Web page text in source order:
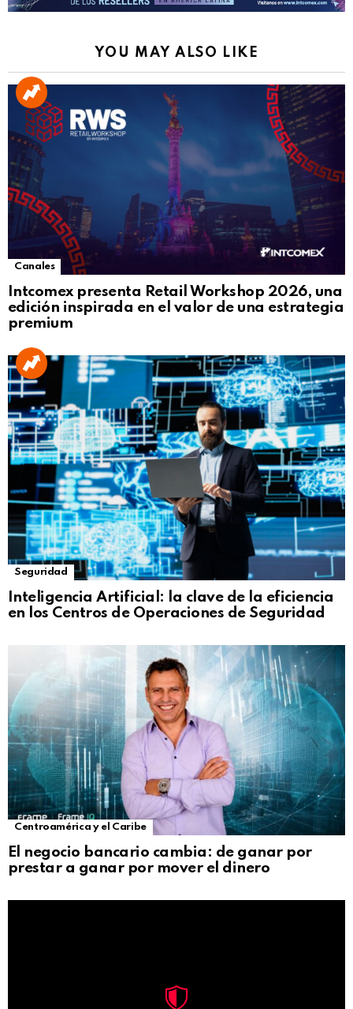
YOU MAY ALSO LIKE
Canales
Intcomex presenta Retail Workshop 2026, una
edición inspirada en el valor de una estrategia
premium
Seguridad
Inteligencia Artificial: la clave de la eficiencia
en los Centros de Operaciones de Seguridad
Centroamérica y el Caribe
El negocio bancario cambia: de ganar por
prestar a ganar por mover el dinero